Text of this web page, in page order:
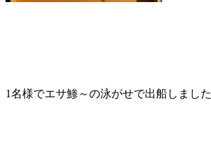
1名様でエサ鯵～の泳がせで出船しました